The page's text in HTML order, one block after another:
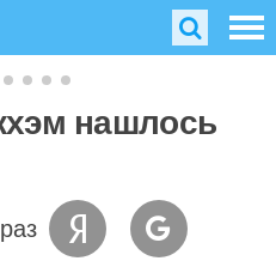
нашлось